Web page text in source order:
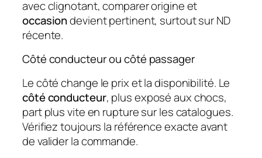
avec clignotant, comparer origine et
occasiondevient pertinent, surtout sur ND
récente.
Côté conducteur ou côté passager
Le côté change le prix et la disponibilité. Le
côté conducteur, plus exposé aux chocs,
part plus vite en rupture sur les catalogues.
Vérifiez toujours la référence exacte avant
de valider la commande.